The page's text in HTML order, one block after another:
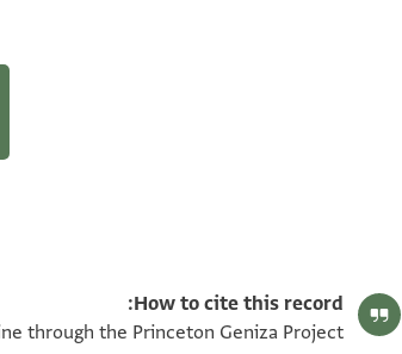
How to cite this record:
through the Princeton Geniza Project